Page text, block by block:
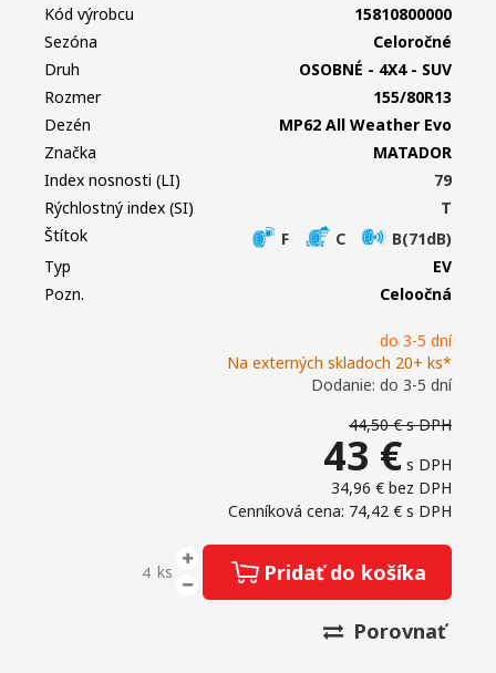
do 3-5 dní
Na externých skladoch 20+ ks*
Dodanie: do 3-5 dní
44,50 €s DPH
43 € s DPH
34,96 € bez DPH
Cenníková cena: 74,42 € s DPH
ks Pridať do košíka
Porovnať
Kód výrobcu
15810800000
Sezóna
Celoročné
Druh
OSOBNÉ - 4X4 - SUV
Rozmer
155/80R13
Dezén
MP62 All Weather Evo
Značka
MATADOR
Index nosnosti (LI)
79
Rýchlostný index (SI)
T
Štítok
F C
B(71dB)
Typ
EV
Pozn.
Celoočná